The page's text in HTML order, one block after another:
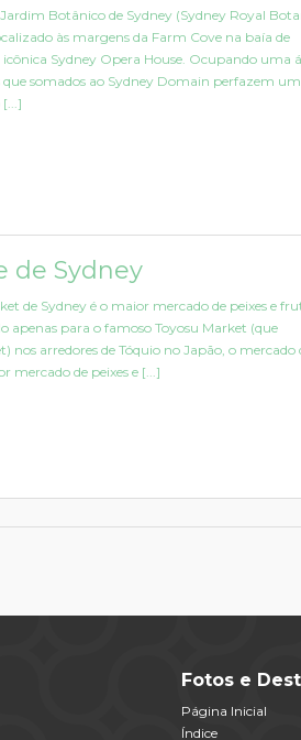
Botânico de Sydney (Sydney Royal
às margens da Farm Cove na baía de
Sydney Opera House. Ocupando uma
somados ao Sydney Domain perfazem
de Sydney
de Sydney é o maior mercado de peixes e
apenas para o famoso Toyosu Market (que
nos arredores de Tóquio no Japão, o mercado
mercado de peixes e [...]
Fotos e
Página Inicial
Índice